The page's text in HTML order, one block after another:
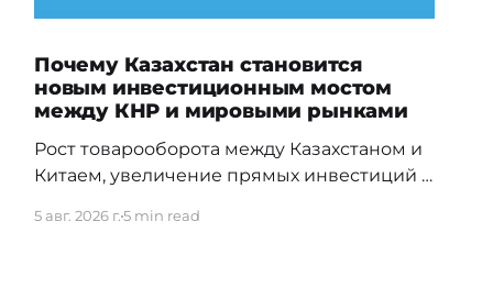
Почему Казахстан становится
новым инвестиционным мостом
между КНР и мировыми рынками
Рост товарооборота между Казахстаном и
Китаем, увеличение прямых инвестиций и
сами по себе еще не означают, что
5 авг. 2026 г.5 min read